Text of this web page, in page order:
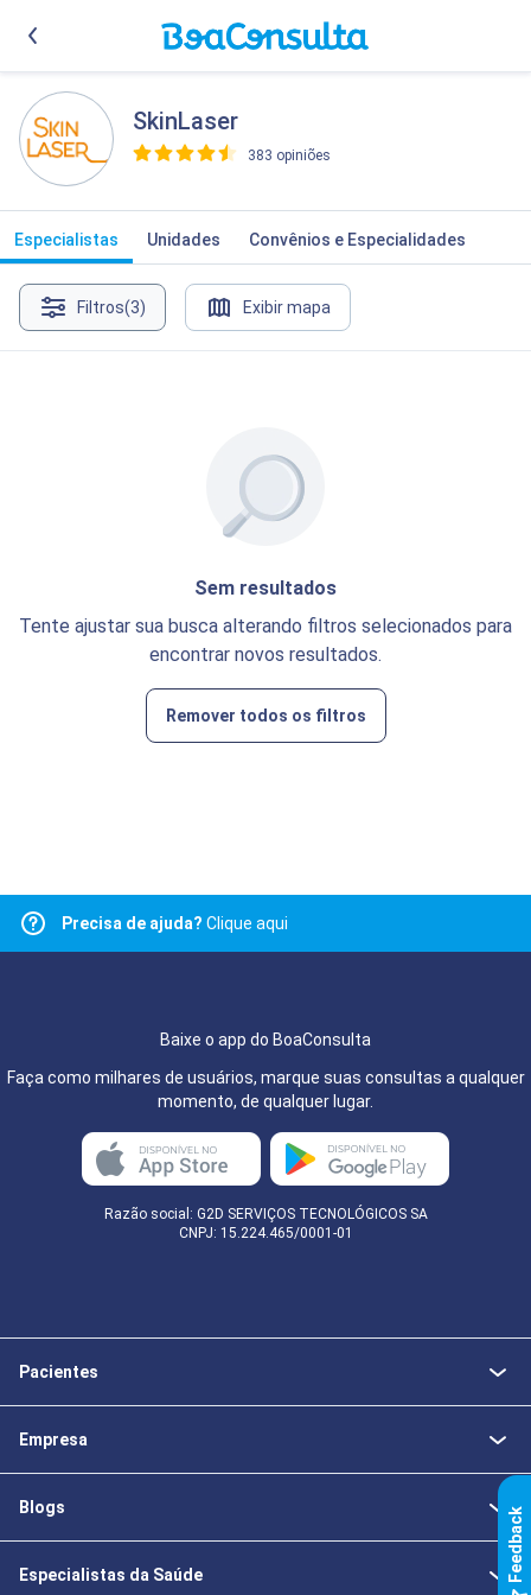
SkinLaser
383 opiniões
Especialistas Unidades Convênios e Especialidades
Filtros(3) Exibir mapa
Sem resultados
Tente ajustar sua busca alterando filtros selecionados para
encontrar novos resultados.
Remover todos os filtros
Precisa de ajuda? Clique aqui
Baixe o app do BoaConsulta
Faça como milhares de usuários, marque suas consultas a qualquer
momento, de qualquer lugar.
Razão social: G2D SERVIÇOS TECNOLÓGICOS SA
CNPJ: 15.224.465/0001-01
Pacientes
Empresa
Blogs
Especialistas da Saúde k